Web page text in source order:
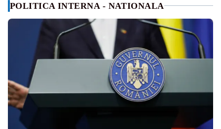
POLITICA INTERNA - NATIONALA